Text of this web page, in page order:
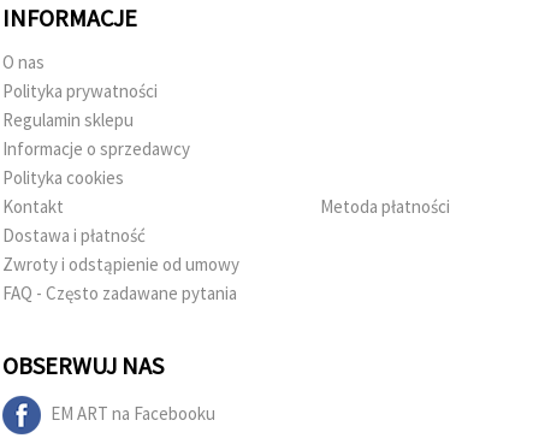
INFORMACJE
O nas
Polityka prywatności
Regulamin sklepu
Informacje o sprzedawcy
Polityka cookies
Kontakt
Dostawa i płatność
Zwroty i odstąpienie od umowy
FAQ - Często zadawane pytania
Metoda płatności
OBSERWUJ NAS
EM ART na Facebooku